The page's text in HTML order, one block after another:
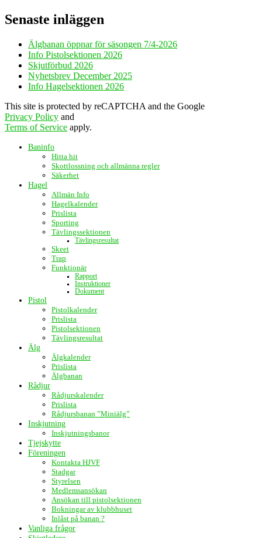
Senaste inläggen
Älgbanan öppnar för säsongen 7/4-2026
Info Pistolsektionen 2026
Skjutförbud 2026
Nyhetsbrev December 2025
Info Hagelsektionen 2026
This site is protected by reCAPTCHA and the Google
Privacy Policy and
Terms of Service apply.
Baninfo
Hitta hit
Skottlossning och allmänna regler
Säkerhet
Hagel
Allmän Info
Hagelkalender
Prislista
Sporting
Tävlingssektionen
Tävlingsresultat
Skeet
Trap
Funktionär
Rapport
Instruktioner
Dokument
Pistol
Pistolkalender
Prislista
Pistolsektionen
Tävlingsresultat
Älg
Älgkalender
Prislista
Älgbanan
Rådjur
Rådjurskalender
Prislista
Rådjursbanan ”Miniälg”
Inskjutning
Inskjutningsbanor
Tjejskytte
Föreningen
Kontakta HJVF
Stadgar
Styrelsen
Medlemsansökan
Ansökan till pistolsektionen
Bokningar av klubbhuset
Inlåst på banan ?
Vanliga frågor